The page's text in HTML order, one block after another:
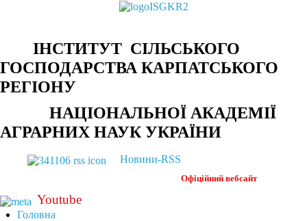
ІНСТИТУТ СІЛЬСЬКОГО
ГОСПОДАРСТВА КАРПАТСЬКОГО
РЕГІОНУ
НАЦІОНАЛЬНОЇ АКАДЕМІЇ
АГРАРНИХ НАУК УКРАЇНИ
Новини-RSS
Офіційний вебсайт
Youtube
Головна